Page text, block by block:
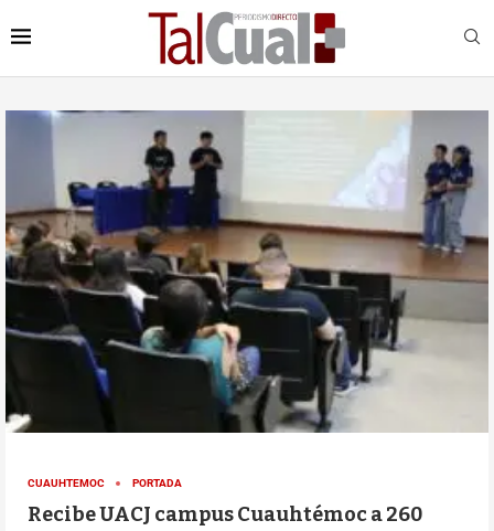
CUAUHTEMOC PORTADA
Recibe UACJ campus Cuauhtémoc a 260